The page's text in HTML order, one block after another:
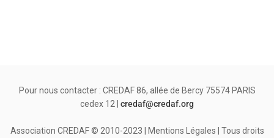
Pour nous contacter : CREDAF 86, allée de Bercy 75574 PARIS
cedex 12 | credaf@credaf.org
Association CREDAF © 2010-2023 | Mentions Légales | Tous droits